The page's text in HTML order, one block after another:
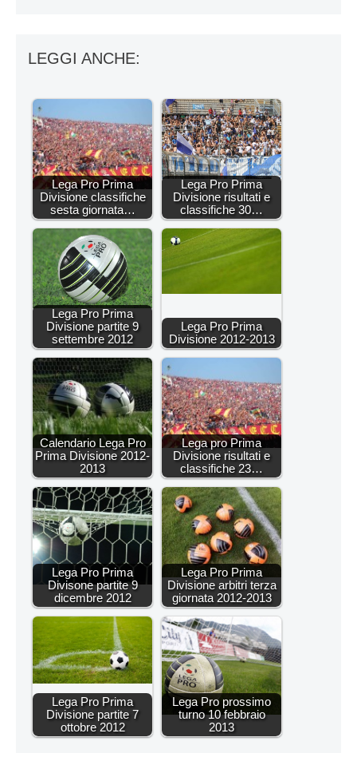
LEGGI ANCHE:
Lega Pro Prima
Divisione classifiche
sesta giornata…
Lega Pro Prima
Divisione risultati e
classifiche 30…
Lega Pro Prima
Divisione partite 9
settembre 2012
Lega Pro Prima
Divisione 2012-2013
Calendario Lega Pro
Prima Divisione 2012-
2013
Lega pro Prima
Divisione risultati e
classifiche 23…
Lega Pro Prima
Divisone partite 9
dicembre 2012
Lega Pro Prima
Divisione arbitri terza
giornata 2012-2013
Lega Pro Prima
Divisione partite 7
ottobre 2012
Lega Pro prossimo
turno 10 febbraio
2013